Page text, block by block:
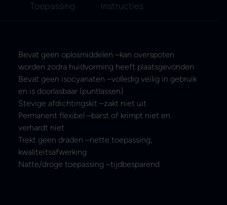
Toepassing
Instructies
Bevat geen oplosmiddelen –kan overspoten
worden zodra huidvorming heeft plaatsgevonden
Bevat geen isocyanaten –volledig veilig in gebruik
en is doorlasbaar (puntlassen)
Stevige afdichtingskit –zakt niet uit
Permanent flexibel –barst of krimpt niet en
verhardt niet
Trekt geen draden –nette toepassing,
kwaliteitsafwerking
Natte/droge toepassing –tijdbesparend